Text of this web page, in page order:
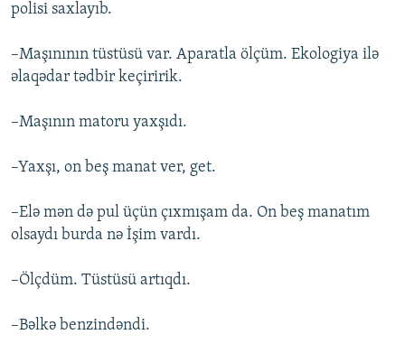
polisi saxlayıb.
–Maşınının tüstüsü var. Aparatla ölçüm. Ekologiya ilə
əlaqədar tədbir keçiririk.
–Maşının matoru yaxşıdı.
–Yaxşı, on beş manat ver, get.
–Elə mən də pul üçün çıxmışam da. On beş manatım
olsaydı burda nə İşim vardı.
–Ölçdüm. Tüstüsü artıqdı.
–Bəlkə benzindəndi.